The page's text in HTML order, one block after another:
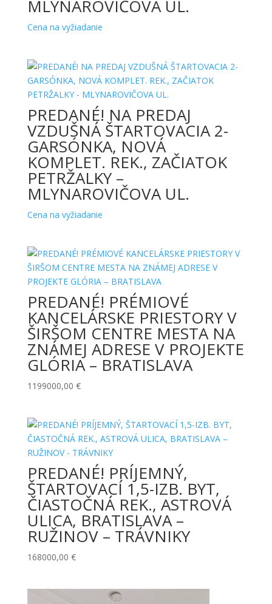
MLYNAROVIČOVA UL.
Cena na vyžiadanie
PREDANÉ! NA PREDAJ
VZDUŠNÁ ŠTARTOVACIA 2-
GARSÓNKA, NOVÁ
KOMPLET. REK., ZAČIATOK
PETRŽALKY –
MLYNAROVIČOVA UL.
Cena na vyžiadanie
PREDANÉ! PRÉMIOVÉ
KANCELÁRSKE PRIESTORY V
ŠIRŠOM CENTRE MESTA NA
ZNÁMEJ ADRESE V PROJEKTE
GLÓRIA – BRATISLAVA
1199000,00 €
PREDANÉ! PRÍJEMNÝ,
ŠTARTOVACÍ 1,5-IZB. BYT,
ČIASTOČNÁ REK., ASTROVÁ
ULICA, BRATISLAVA –
RUŽINOV – TRÁVNIKY
168000,00 €